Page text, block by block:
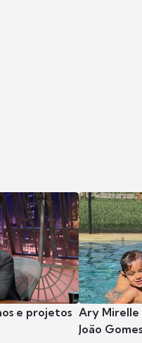
e projetos Ary Mirelle
João